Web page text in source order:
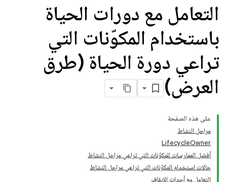
التعامل مع دورات الحياة
باستخدام المكوّنات التي
تراعي دورة الحياة (طرق
العرض)
على هذه الصفحة
مراحل النشاط
LifecycleOwner
أفضل الممارسات للمكوّنات التي تراعي مراحل النشاط
حالات استخدام المكوّنات التي تراعي مراحل النشاط
التعامل مع أحداث الإيقاف